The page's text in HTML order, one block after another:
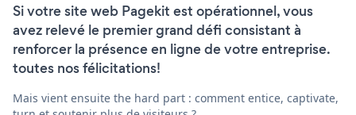
Si votre site web Pagekit est opérationnel, vous
avez relevé le premier grand défi consistant à
renforcer la présence en ligne de votre entreprise.
toutes nos félicitations!
Mais vient ensuite the hard part : comment entice, captivate,